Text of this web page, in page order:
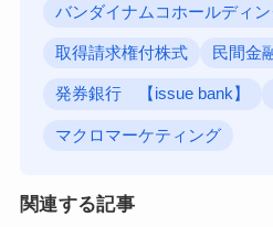
バンダイナムコホールディン
取得請求権付株式 民間金
発券銀行 【issue bank】
マクロマーケティング
関連する記事